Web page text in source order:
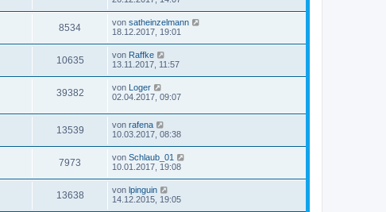
8534 von satheinzelmann
18.12.2017, 19:01
10635 von Raffke
13.11.2017, 11:57
39382 von
Loger
02.04.2017, 09:07
13539 von rafena
10.03.2017, 08:38
7973 von Schlaub_01
10.01.2017, 19:08
13638 von lpinguin
14.12.2015, 19:05